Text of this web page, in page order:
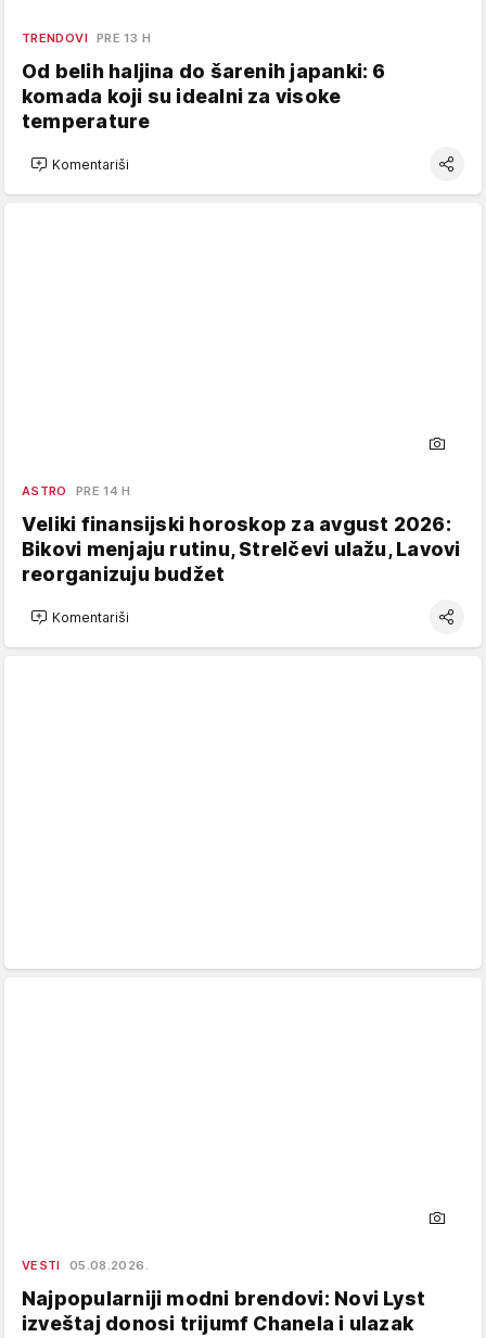
TRENDOVI PRE 13 H
Od belih haljina do šarenih japanki: 6
komada koji su idealni za visoke
temperature
Komentariši
ASTRO PRE 14 H
Veliki finansijski horoskop za avgust 2026:
Bikovi menjaju rutinu, Strelčevi ulažu, Lavovi
reorganizuju budžet
Komentariši
VESTI 05.08.2026.
Najpopularniji modni brendovi: Novi Lyst
izveštaj donosi trijumf Chanela i ulazak